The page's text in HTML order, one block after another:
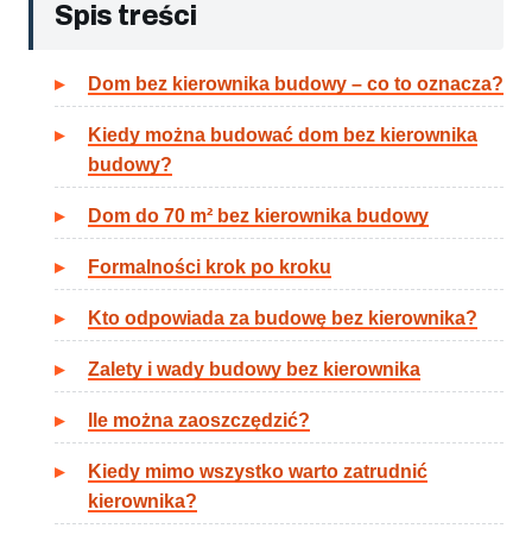
Spis treści
Dom bez kierownika budowy – co to oznacza?
Kiedy można budować dom bez kierownika
budowy?
Dom do 70 m² bez kierownika budowy
Formalności krok po kroku
Kto odpowiada za budowę bez kierownika?
Zalety i wady budowy bez kierownika
Ile można zaoszczędzić?
Kiedy mimo wszystko warto zatrudnić
kierownika?